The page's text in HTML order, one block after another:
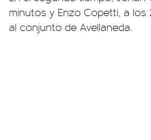
minutos y Enzo Copetti, a los
al conjunto de Avellaneda.